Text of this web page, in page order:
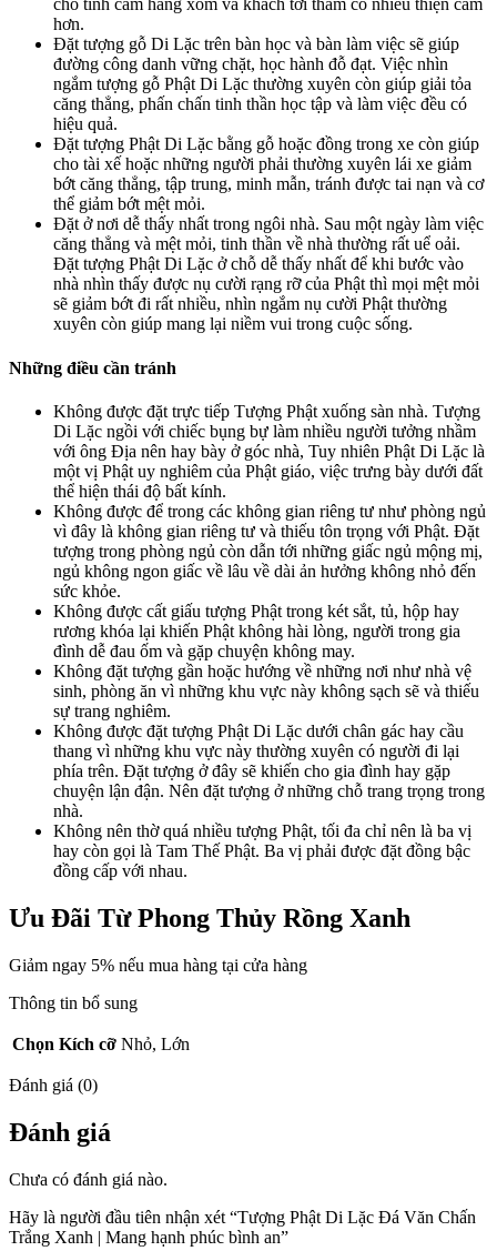
cho tình cảm hàng xóm và khách tới thăm có nhiều thiện cảm
hơn.
Đặt tượng gỗ Di Lặc trên bàn học và bàn làm việc sẽ giúp
đường công danh vững chặt, học hành đỗ đạt. Việc nhìn
ngắm tượng gỗ Phật Di Lặc thường xuyên còn giúp giải tỏa
căng thẳng, phấn chấn tinh thần học tập và làm việc đều có
hiệu quả.
Đặt tượng Phật Di Lặc bằng gỗ hoặc đồng trong xe còn giúp
cho tài xế hoặc những người phải thường xuyên lái xe giảm
bớt căng thẳng, tập trung, minh mẫn, tránh được tai nạn và cơ
thể giảm bớt mệt mỏi.
Đặt ở nơi dễ thấy nhất trong ngôi nhà. Sau một ngày làm việc
căng thẳng và mệt mỏi, tinh thần về nhà thường rất uể oải.
Đặt tượng Phật Di Lặc ở chỗ dễ thấy nhất để khi bước vào
nhà nhìn thấy được nụ cười rạng rỡ của Phật thì mọi mệt mỏi
sẽ giảm bớt đi rất nhiều, nhìn ngắm nụ cười Phật thường
xuyên còn giúp mang lại niềm vui trong cuộc sống.
Những điều cần tránh
Không được đặt trực tiếp Tượng Phật xuống sàn nhà. Tượng
Di Lặc ngồi với chiếc bụng bự làm nhiều người tưởng nhầm
với ông Địa nên hay bày ở góc nhà, Tuy nhiên Phật Di Lặc là
một vị Phật uy nghiêm của Phật giáo, việc trưng bày dưới đất
thể hiện thái độ bất kính.
Không được để trong các không gian riêng tư như phòng ngủ
vì đây là không gian riêng tư và thiếu tôn trọng với Phật. Đặt
tượng trong phòng ngủ còn dẫn tới những giấc ngủ mộng mị,
ngủ không ngon giấc về lâu về dài ản hưởng không nhỏ đến
sức khỏe.
Không được cất giấu tượng Phật trong két sắt, tủ, hộp hay
rương khóa lại khiến Phật không hài lòng, người trong gia
đình dễ đau ốm và gặp chuyện không may.
Không đặt tượng gần hoặc hướng về những nơi như nhà vệ
sinh, phòng ăn vì những khu vực này không sạch sẽ và thiếu
sự trang nghiêm.
Không được đặt tượng Phật Di Lặc dưới chân gác hay cầu
thang vì những khu vực này thường xuyên có người đi lại
phía trên. Đặt tượng ở đây sẽ khiến cho gia đình hay gặp
chuyện lận đận. Nên đặt tượng ở những chỗ trang trọng trong
nhà.
Không nên thờ quá nhiều tượng Phật, tối đa chỉ nên là ba vị
hay còn gọi là Tam Thế Phật. Ba vị phải được đặt đồng bậc
đồng cấp với nhau.
Ưu Đãi Từ Phong Thủy Rồng Xanh
Giảm ngay 5% nếu mua hàng tại cửa hàng
Thông tin bổ sung
Chọn Kích cỡ Nhỏ, Lớn
Đánh giá (0)
Đánh giá
Chưa có đánh giá nào.
Hãy là người đầu tiên nhận xét “Tượng Phật Di Lặc Đá Văn Chấn
Trắng Xanh | Mang hạnh phúc bình an”